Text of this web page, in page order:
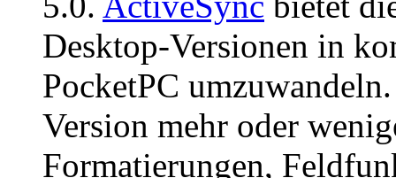
Desktop-Versionen in
PocketPC
Version mehr oder
Formatierungen,